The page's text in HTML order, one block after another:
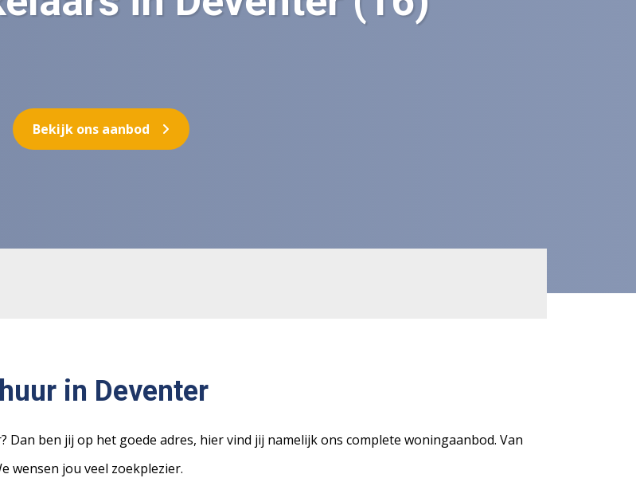
Bekijk ons aanbod
in Deventer
ben jij op het goede adres, hier vind jij namelijk ons complete woningaanbod. Van
wensen jou veel zoekplezier.